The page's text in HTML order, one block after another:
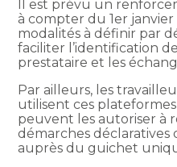
Il est prévu un
à compter du 1er janvier
modalités à définir par
faciliter l’identification
prestataire et les
Par ailleurs, les
utilisent ces
peuvent les autoriser à
démarches déclaratives
auprès du guichet